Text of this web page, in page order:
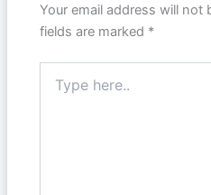
Your email address will not
fields are marked *
here..